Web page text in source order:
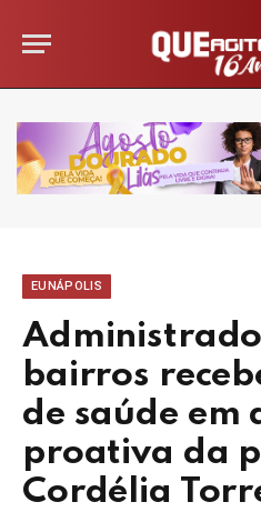
EUNÁPOLIS
bairros
de saúde em
proativa da
Cordélia